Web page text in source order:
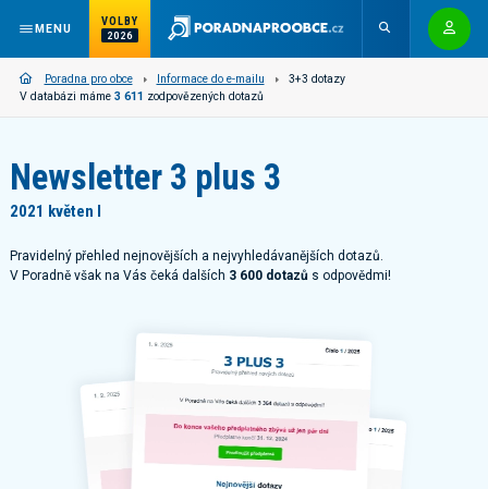
MENU
VOLBY
2026
Poradna pro obce Informace do e-mailu
3+3 dotazy
V databázi máme 3 611 zodpovězených dotazů
Newsletter 3 plus 3
2021 květen I
Pravidelný přehled nejnovějších a nejvyhledávanějších dotazů.
V Poradně však na Vás čeká dalších 3 600 dotazů s odpovědmi!